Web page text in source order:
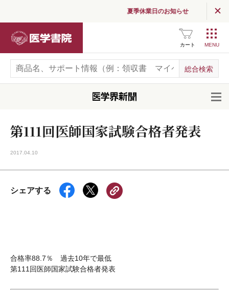
夏季休業日のお知らせ
カート
第111回医師国家試験合格者発表
2017.04.10
シェアする
合格率88.7％ 過去10年で最低
第111回医師国家試験合格者発表